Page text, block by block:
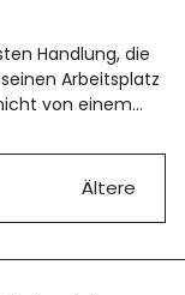
Handlung, die
Arbeitsplatz
von einem…
Ältere